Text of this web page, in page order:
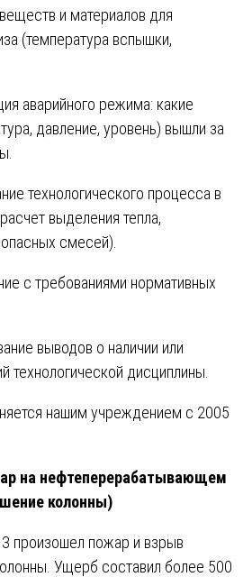
и материалов для
(температура вспышки,
аварийного режима: какие
давление, уровень) вышли за
технологического процесса в
выделения тепла,
смесей).
с требованиями нормативных
выводов о наличии или
технологической дисциплины.
нашим учреждением с 2005
на нефтеперерабатывающем
колонны)
произошел пожар и взрыв
Ущерб составил более 500